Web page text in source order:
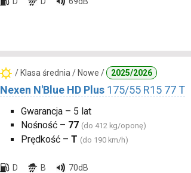
/ Klasa średnia / Nowe / 2025/2026
Nexen N'Blue HD Plus 175/55 R15 77 T
Gwarancja – 5 lat
Nośność – 77 (do 412 kg/oponę)
Prędkość – T (do 190 km/h)
D B 70dB